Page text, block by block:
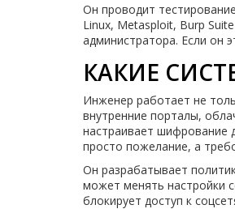
Он проводит
Linux, Metasploit, Burp
администратора. Если он
КАКИЕ
Инженер работает не
внутренние порталы,
настраивает шифрование
просто пожелание, а
Он разрабатывает
может менять настройки
блокирует доступ к